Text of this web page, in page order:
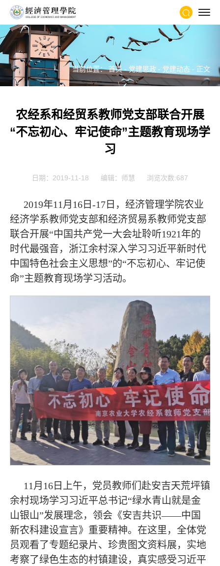
当前位置：首页- 党建思政 - 党建动态 - 正文
农经系和经贸系教师党支部联合开展
“不忘初心、牢记使命”主题教育现场学
习
日期：2019-11-18 编辑：师慧 浏览次数:687
2019年11月16日-17日，经济管理学院农业
经济学系教师党支部和经济贸易系教师党支部
联合开展“中国共产党一大会址聆听1921年的
时代最强音，浙江余村深入学习习近平新时代
中国特色社会主义思想”的“不忘初心、牢记使
命”主题教育现场学习活动。
11月16日上午，党员教师们赴安吉天荒坪镇
余村现场学习习近平总书记“绿水青山就是金
山银山”发展理念，领会《安吉共识——中国
新农科建设宣言》重要精神。在这里，全体党
员观看了专题纪录片、珍贵图文资料展，实地
考察了绿色生态的村镇建设，真实感受习近平